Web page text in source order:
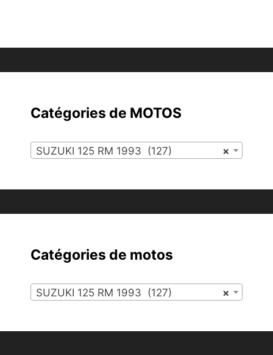
Catégories de MOTOS
×
SUZUKI 125 RM 1993 (127)
Catégories de motos
×
SUZUKI 125 RM 1993 (127)